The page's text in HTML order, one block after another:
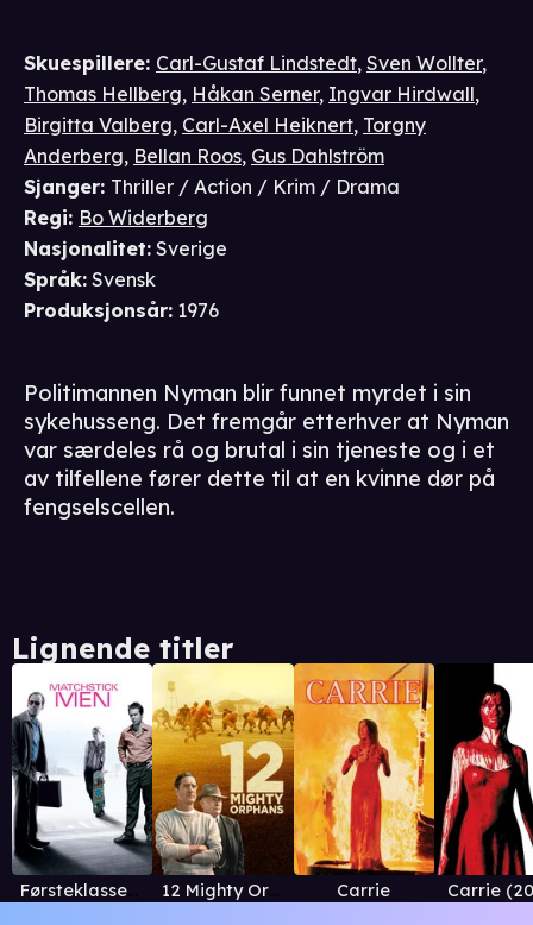
Skuespillere: Carl-Gustaf Lindstedt, Sven Wollter,
Thomas Hellberg, Håkan Serner, Ingvar Hirdwall,
Birgitta Valberg, Carl-Axel Heiknert, Torgny
Anderberg, Bellan Roos, Gus Dahlström
Sjanger: Thriller / Action / Krim / Drama
Regi: Bo Widerberg
Nasjonalitet: Sverige
Språk: Svensk
Produksjonsår: 1976
Politimannen Nyman blir funnet myrdet i sin
sykehusseng. Det fremgår etterhver at Nyman
var særdeles rå og brutal i sin tjeneste og i et
av tilfellene fører dette til at en kvinne dør på
fengselscellen.
Lignende titler
Førsteklasses svindlere 12 Mighty Orphans Carrie Carrie